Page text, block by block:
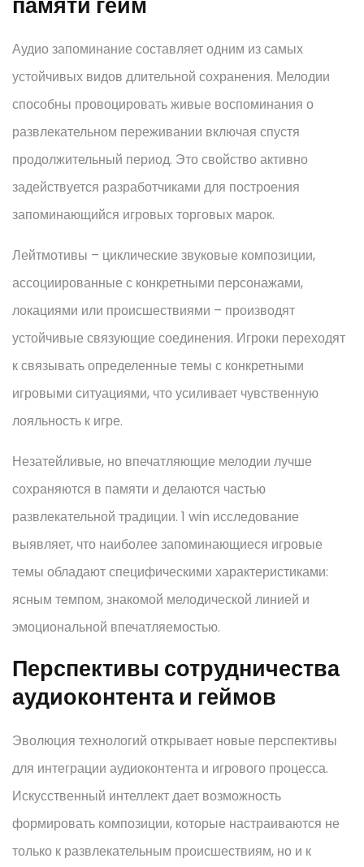
Аудио запоминание составляет одним из самых
устойчивых видов длительной сохранения. Мелодии
способны провоцировать живые воспоминания о
развлекательном переживании включая спустя
продолжительный период. Это свойство активно
задействуется разработчиками для построения
запоминающийся игровых торговых марок.
Лейтмотивы – циклические звуковые композиции,
ассоциированные с конкретными персонажами,
локациями или происшествиями – производят
устойчивые связующие соединения. Игроки переходят
к связывать определенные темы с конкретными
игровыми ситуациями, что усиливает чувственную
лояльность к игре.
Незатейливые, но впечатляющие мелодии лучше
сохраняются в памяти и делаются частью
развлекательной традиции. 1 win исследование
выявляет, что наиболее запоминающиеся игровые
темы обладают специфическими характеристиками:
ясным темпом, знакомой мелодической линией и
эмоциональной впечатляемостью.
Перспективы сотрудничества
аудиоконтента и геймов
Эволюция технологий открывает новые перспективы
для интеграции аудиоконтента и игрового процесса.
Искусственный интеллект дает возможность
формировать композиции, которые настраиваются не
только к развлекательным происшествиям, но и к